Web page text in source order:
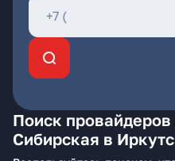
Поиск провайдеров
Сибирская в